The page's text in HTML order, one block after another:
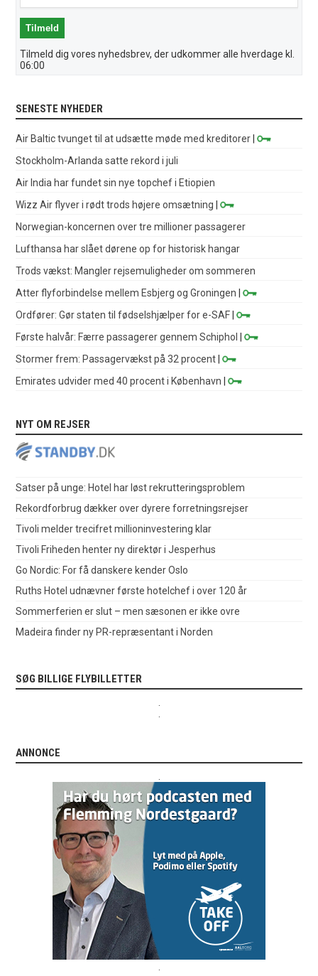
Tilmeld dig vores nyhedsbrev, der udkommer alle hverdage kl.
06:00
SENESTE NYHEDER
Air Baltic tvunget til at udsætte møde med kreditorer|
Stockholm-Arlanda satte rekord i juli
Air India har fundet sin nye topchef i Etiopien
Wizz Air flyver i rødt trods højere omsætning |
Norwegian-koncernen over tre millioner passagerer
Lufthansa har slået dørene op for historisk hangar
Trods vækst: Mangler rejsemuligheder om sommeren
Atter flyforbindelse mellem Esbjerg og Groningen |
Ordfører: Gør staten til fødselshjælper for e-SAF|
Første halvår: Færre passagerer gennem Schiphol |
Stormer frem: Passagervækst på 32 procent|
Emirates udvider med 40 procent i København |
NYT OM REJSER
Satser på unge: Hotel har løst rekrutteringsproblem
Rekordforbrug dækker over dyrere forretningsrejser
Tivoli melder trecifret millioninvestering klar
Tivoli Friheden henter ny direktør i Jesperhus
Go Nordic: For få danskere kender Oslo
Ruths Hotel udnævner første hotelchef i over 120 år
Sommerferien er slut – men sæsonen er ikke ovre
Madeira finder ny PR-repræsentant i Norden
SØG BILLIGE FLYBILLETTER
ANNONCE